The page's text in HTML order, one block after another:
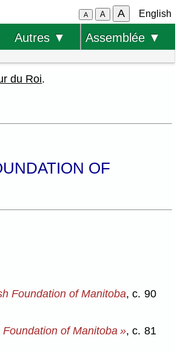
A A A English
Autres ▼ Assemblée ▼
du Roi.
OF
Foundation of Manitoba, c. 90
of Manitoba », c. 81